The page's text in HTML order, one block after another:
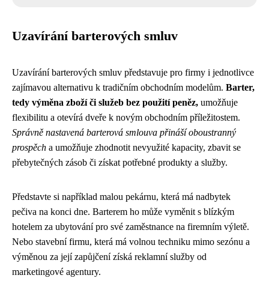
Uzavírání barterových smluv
Uzavírání barterových smluv představuje pro firmy i jednotlivce
zajímavou alternativu k tradičním obchodním modelům. Barter,
tedy výměna zboží či služeb bez použití peněz, umožňuje
flexibilitu a otevírá dveře k novým obchodním příležitostem.
Správně nastavená barterová smlouva přináší oboustranný
prospěch a umožňuje zhodnotit nevyužité kapacity, zbavit se
přebytečných zásob či získat potřebné produkty a služby.
Představte si například malou pekárnu, která má nadbytek
pečiva na konci dne. Barterem ho může vyměnit s blízkým
hotelem za ubytování pro své zaměstnance na firemním výletě.
Nebo stavební firmu, která má volnou techniku mimo sezónu a
výměnou za její zapůjčení získá reklamní služby od
marketingové agentury.